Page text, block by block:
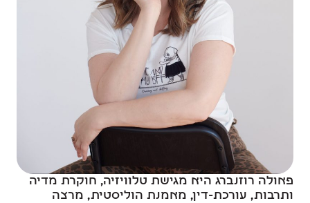
פאולה רוזנברג היא מגישת טלוויזיה, חוקרת מדיה
ותרבות, עורכת-דין, מאמנת הוליסטית, מרצה